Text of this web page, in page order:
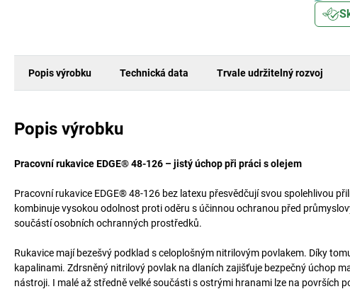
Popis výrobku Technická data Trvale udržitelný rozvoj
Popis výrobku
Pracovní rukavice EDGE® 48-126 – jistý úchop při práci s olejem
Pracovní rukavice EDGE® 48-126 bez latexu přesvědčují svou spolehlivou
kombinuje vysokou odolnost proti oděru s účinnou ochranou před
součástí osobních ochranných prostředků.
Rukavice mají bezešvý podklad s celoplošným nitrilovým povlakem. Díky
kapalinami. Zdrsněný nitrilový povlak na dlaních zajišťuje bezpečný úchop
nástroji. I malé až středně velké součásti s ostrými hranami lze na površích